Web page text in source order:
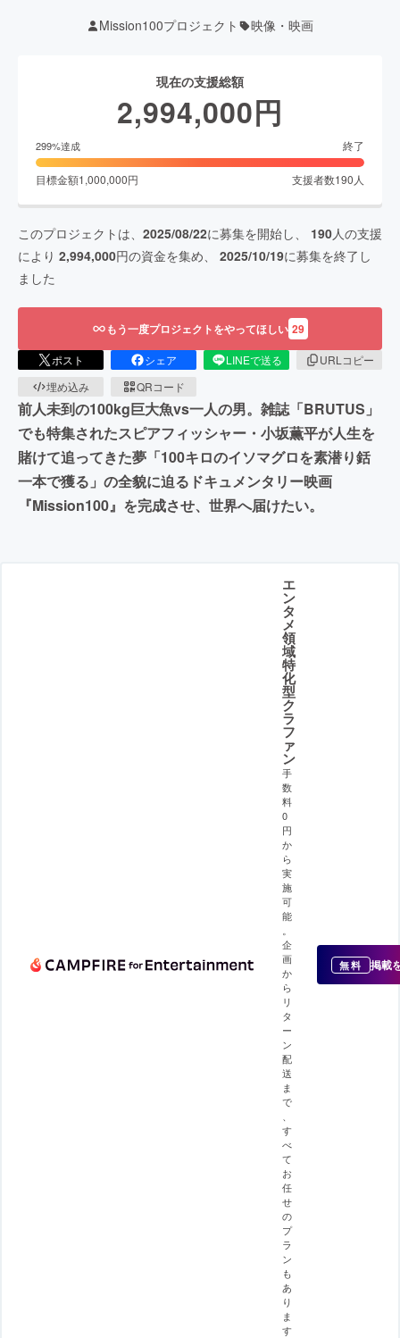
Mission100プロジェクト 映像・映画
現在の支援総額
2,994,000円
299%達成 終了
目標金額1,000,000円 支援者数190 人
このプロジェクトは、 2025/08/22に募集を開始し、 190人の支援
により 2,994,000円の資金を集め、 2025/10/19に募集を終了し
ました
もう一度プロジェクトをやってほしい 29
ポスト シェア LINEで送る
URLコピー
埋め込み
QRコード
前人未到の100kg巨大魚vs一人の男。雑誌「BRUTUS」
でも特集されたスピアフィッシャー・小坂薫平が人生を
賭けて追ってきた夢「100キロのイソマグロを素潜り銛
一本で獲る」の全貌に迫るドキュメンタリー映画
『Mission100』を完成させ、世界へ届けたい。
エ
ン
タ
メ
領
域
特
化
型
ク
ラ
フ
ァ
ン
手
数
料
0
円
か
ら
実
施
可
能
企
画
か
ら
リ
タ
ー
ン
配
送
ま
で
す
べ
て
お
任
せ
の
プ
ラ
ン
も
あ
り
ま
す
無料 掲載